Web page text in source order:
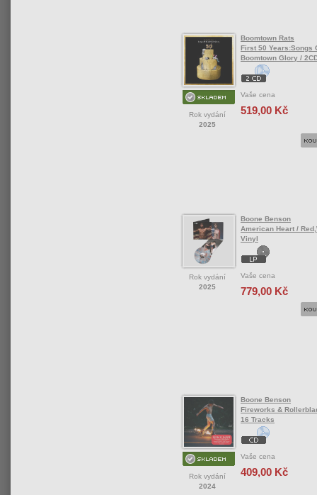
Rok vydání
2025
Boomtown Rats
First 50 Years:Songs
Boomtown Glory /
Vaše cena
519,00 Kč
Rok vydání
2025
Boone Benson
American Heart /
Vinyl
Vaše cena
779,00 Kč
Rok vydání
2024
Boone Benson
Fireworks &
16 Tracks
Vaše cena
409,00 Kč